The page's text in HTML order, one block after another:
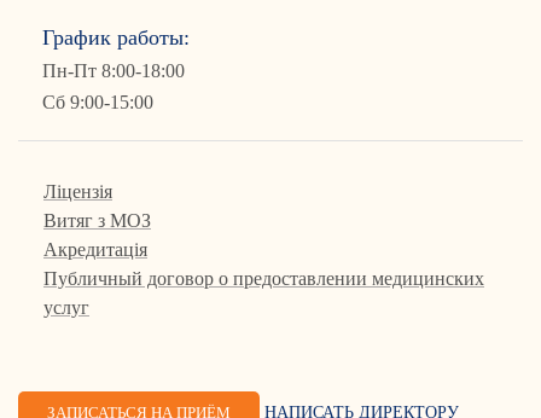
График работы:
Пн-Пт 8:00-18:00
Сб 9:00-15:00
Ліцензія
Витяг з МОЗ
Акредитація
Публичный договор о предоставлении медицинских
услуг
ЗАПИСАТЬСЯ НА ПРИЁМ НАПИСАТЬ ДИРЕКТОРУ